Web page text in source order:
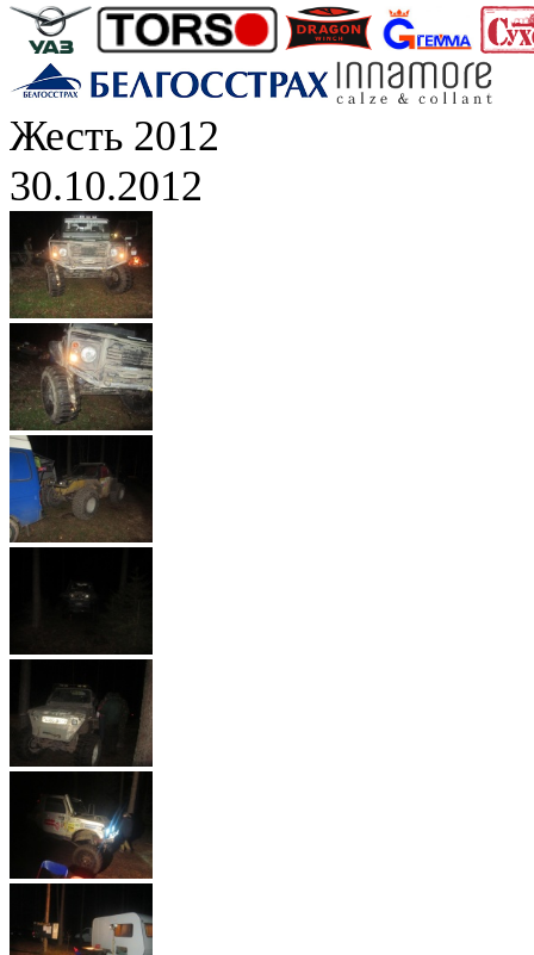
Жесть 2012
30.10.2012